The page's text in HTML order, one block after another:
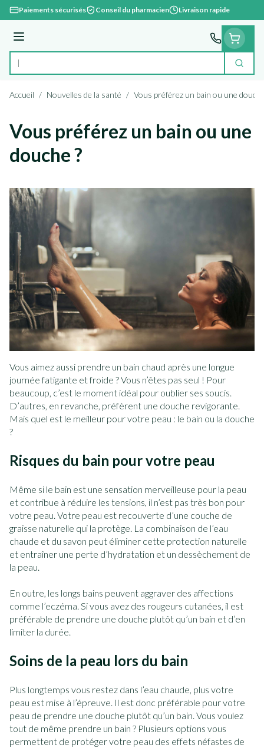
Aller au contenu
Paiements sécurisés Conseil du pharmacien Livraison rapide
Menu
Rechercher
Accueil / Nouvelles de la santé / Vous préférez un bain ou une
Vous préférez un bain ou une
douche ?
Vous aimez aussi prendre un bain chaud après une longue
journée fatigante et froide ? Vous n’êtes pas seul ! Pour
beaucoup, c’est le moment idéal pour oublier ses soucis.
D’autres, en revanche, préfèrent une douche revigorante.
Mais quel est le meilleur pour votre peau : le bain ou la douche
?
Risques du bain pour votre peau
Même si le bain est une sensation merveilleuse pour la peau
et contribue à réduire les tensions, il n’est pas très bon pour
votre peau. Votre peau est recouverte d’une couche de
graisse naturelle qui la protège. La combinaison de l’eau
chaude et du savon peut éliminer cette protection naturelle
et entraîner une perte d’hydratation et un dessèchement de
la peau.
En outre, les longs bains peuvent aggraver des affections
comme l’eczéma. Si vous avez des rougeurs cutanées, il est
préférable de prendre une douche plutôt qu’un bain et d’en
limiter la durée.
Soins de la peau lors du bain
Plus longtemps vous restez dans l’eau chaude, plus votre
peau est mise à l’épreuve. Il est donc préférable pour votre
peau de prendre une douche plutôt qu’un bain. Vous voulez
tout de même prendre un bain ? Plusieurs options vous
permettent de protéger votre peau des effets néfastes de